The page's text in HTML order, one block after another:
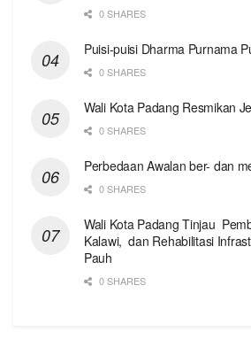
0 SHARES
Puisi-puisi Dharma Purnama
0 SHARES
Wali Kota Padang Resmikan
0 SHARES
Perbedaan Awalan ber- dan
0 SHARES
Wali Kota Padang Tinjau
Kalawi, dan Rehabilitasi
Pauh
0 SHARES